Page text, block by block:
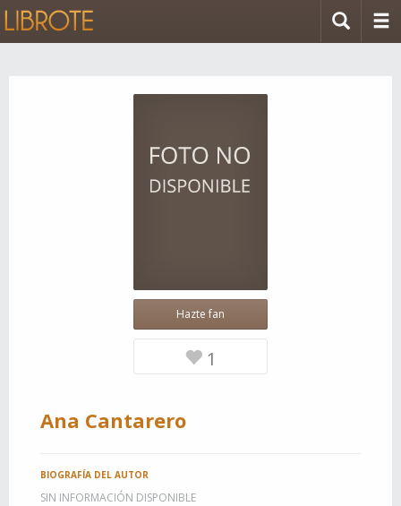
Hazte fan
1
Ana Cantarero
BIOGRAFÍA DEL AUTOR
SIN INFORMACIÓN DISPONIBLE